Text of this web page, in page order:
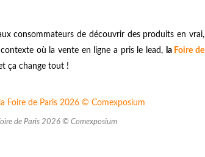
consommateurs de découvrir des produits en vrai,
où la vente en ligne a pris le lead, la Foire de
ça change tout !
de Paris 2026 © Comexposium